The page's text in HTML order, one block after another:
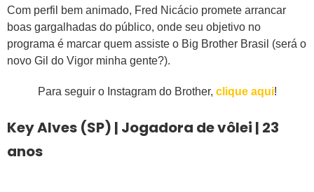
Com perfil bem animado, Fred Nicácio promete arrancar
boas gargalhadas do público, onde seu objetivo no
programa é marcar quem assiste o Big Brother Brasil (será o
novo Gil do Vigor minha gente?).
Para seguir o Instagram do Brother, clique aqui!
Key Alves (SP) | Jogadora de vôlei | 23
anos